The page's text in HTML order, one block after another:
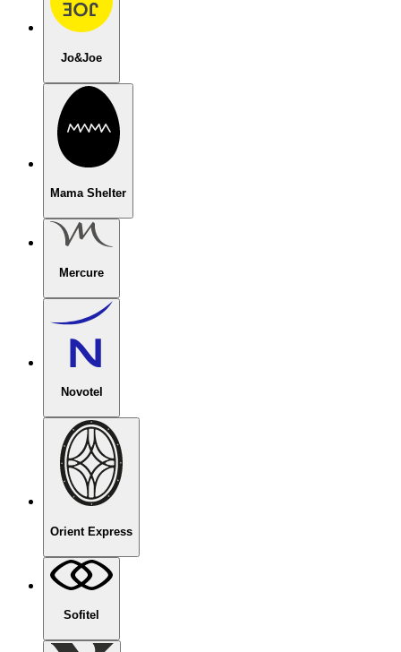
Jo&Joe
Mama Shelter
Mercure
Novotel
Orient Express
Sofitel